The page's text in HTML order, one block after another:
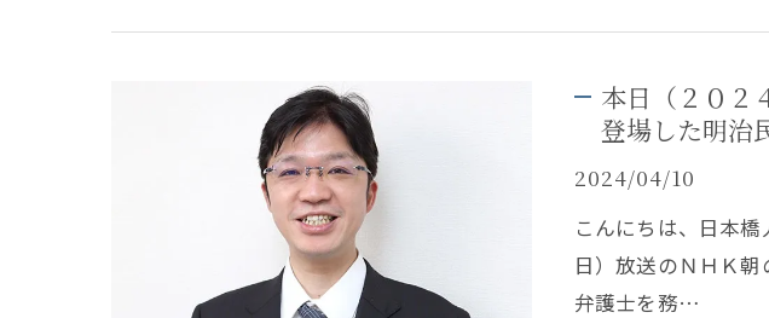
本日（２０２
登場した明治
2024/04/10
こんにちは、日本
日）放送のＮＨＫ
弁護士を務…